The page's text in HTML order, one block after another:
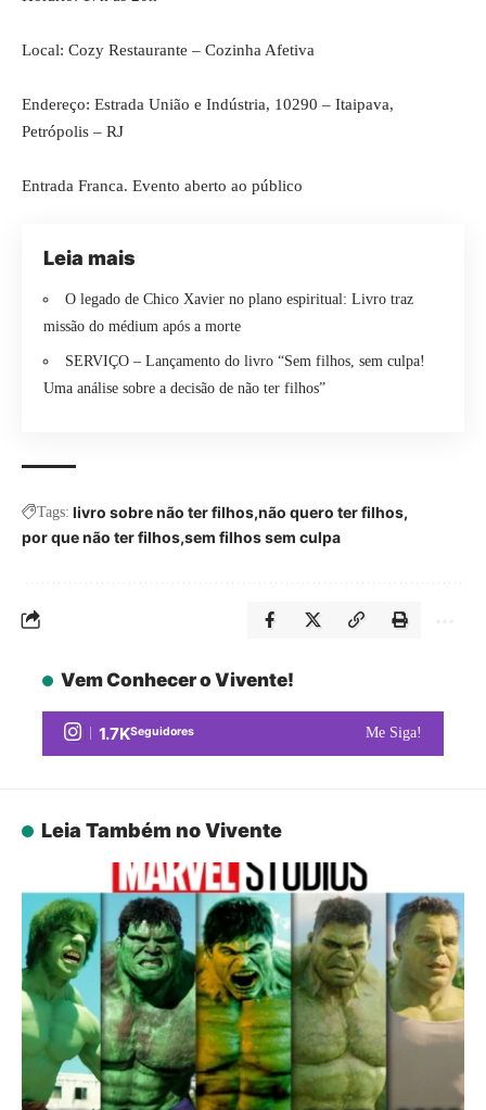
Local: Cozy Restaurante – Cozinha Afetiva
Endereço: Estrada União e Indústria, 10290 – Itaipava,
Petrópolis – RJ
Entrada Franca. Evento aberto ao público
Leia mais
O legado de Chico Xavier no plano espiritual: Livro traz
missão do médium após a morte
SERVIÇO – Lançamento do livro “Sem filhos, sem culpa!
Uma análise sobre a decisão de não ter filhos”
Tags: livro sobre não ter filhos não quero ter filhos
por que não ter filhos sem filhos sem culpa
Vem Conhecer o Vivente!
1.7KSeguidores Me Siga!
Leia Também no Vivente